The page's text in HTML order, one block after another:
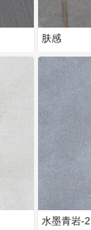
肤感
水墨青岩-2